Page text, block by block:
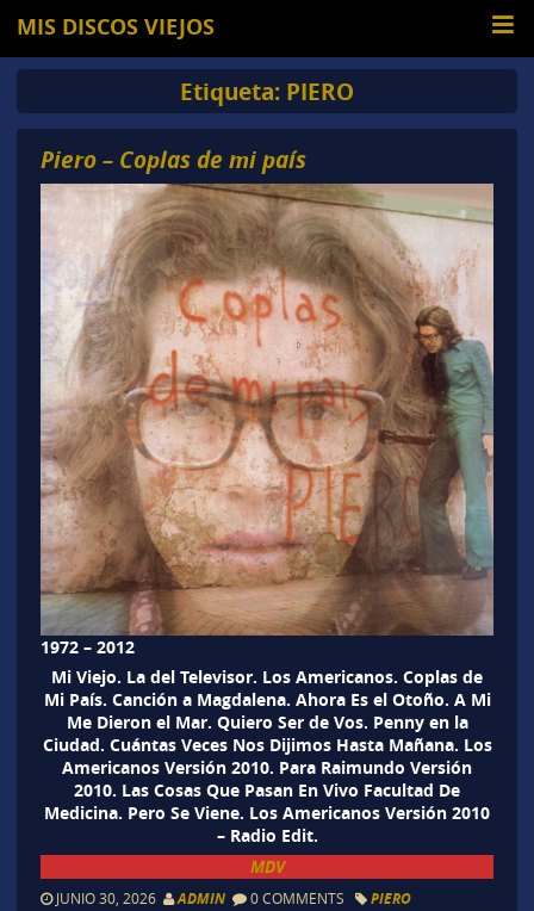
MIS DISCOS VIEJOS
Etiqueta: PIERO
Piero – Coplas de mi país
1972 – 2012
Mi Viejo. La del Televisor. Los Americanos. Coplas de
Mi País. Canción a Magdalena. Ahora Es el Otoño. A Mi
Me Dieron el Mar. Quiero Ser de Vos. Penny en la
Ciudad. Cuántas Veces Nos Dijimos Hasta Mañana. Los
Americanos Versión 2010. Para Raimundo Versión
2010. Las Cosas Que Pasan En Vivo Facultad De
Medicina. Pero Se Viene. Los Americanos Versión 2010
– Radio Edit.
MDV
JUNIO 30, 2026 ADMIN 0 COMMENTS PIERO